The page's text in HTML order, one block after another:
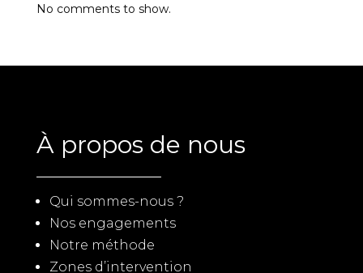
No comments to show.
À propos de nous
Qui sommes-nous ?
Nos engagements
Notre méthode
Zones d’intervention